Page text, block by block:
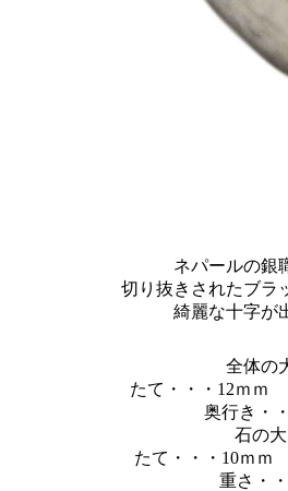
ネパールの銀
切り抜きされたブラ
綺麗な十字が
全体の
たて・・・12ｍｍ
奥行き・
石の
たて・・・10ｍｍ
重さ・